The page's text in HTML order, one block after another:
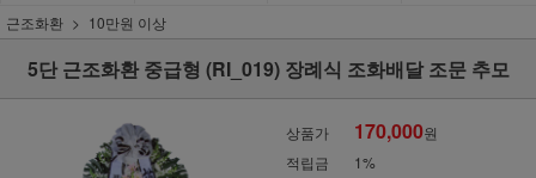
근조화환 10만원 이상
5단 근조화환 중급형 (RI_019) 장례식 조화배달 조문 추모
상품가 170,000원
적립금
1%